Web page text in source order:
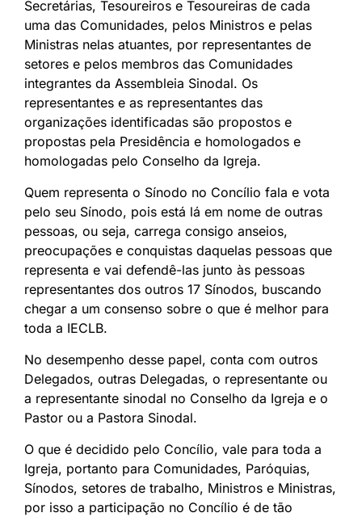
Secretárias, Tesoureiros e Tesoureiras de cada
uma das Comunidades, pelos Ministros e pelas
Ministras nelas atuantes, por representantes de
setores e pelos membros das Comunidades
integrantes da Assembleia Sinodal. Os
representantes e as representantes das
organizações identificadas são propostos e
propostas pela Presidência e homologados e
homologadas pelo Conselho da Igreja.
Quem representa o Sínodo no Concílio fala e vota
pelo seu Sínodo, pois está lá em nome de outras
pessoas, ou seja, carrega consigo anseios,
preocupações e conquistas daquelas pessoas que
representa e vai defendê-las junto às pessoas
representantes dos outros 17 Sínodos, buscando
chegar a um consenso sobre o que é melhor para
toda a IECLB.
No desempenho desse papel, conta com outros
Delegados, outras Delegadas, o representante ou
a representante sinodal no Conselho da Igreja e o
Pastor ou a Pastora Sinodal.
O que é decidido pelo Concílio, vale para toda a
Igreja, portanto para Comunidades, Paróquias,
Sínodos, setores de trabalho, Ministros e Ministras,
por isso a participação no Concílio é de tão